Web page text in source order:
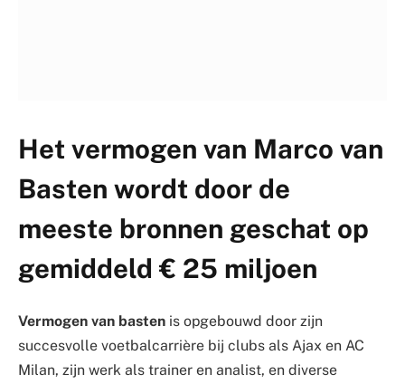
Het vermogen van Marco van
Basten wordt door de
meeste bronnen geschat op
gemiddeld € 25 miljoen
Vermogen van basten is opgebouwd door zijn
succesvolle voetbalcarrière bij clubs als Ajax en AC
Milan, zijn werk als trainer en analist, en diverse